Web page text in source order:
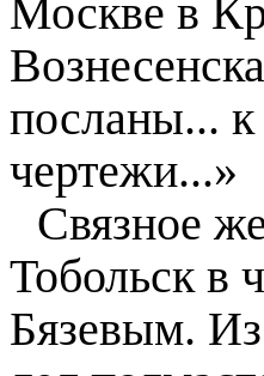
Москве в
посланы...
чертежи...»
Связное
Тобольск в
Бязевым.